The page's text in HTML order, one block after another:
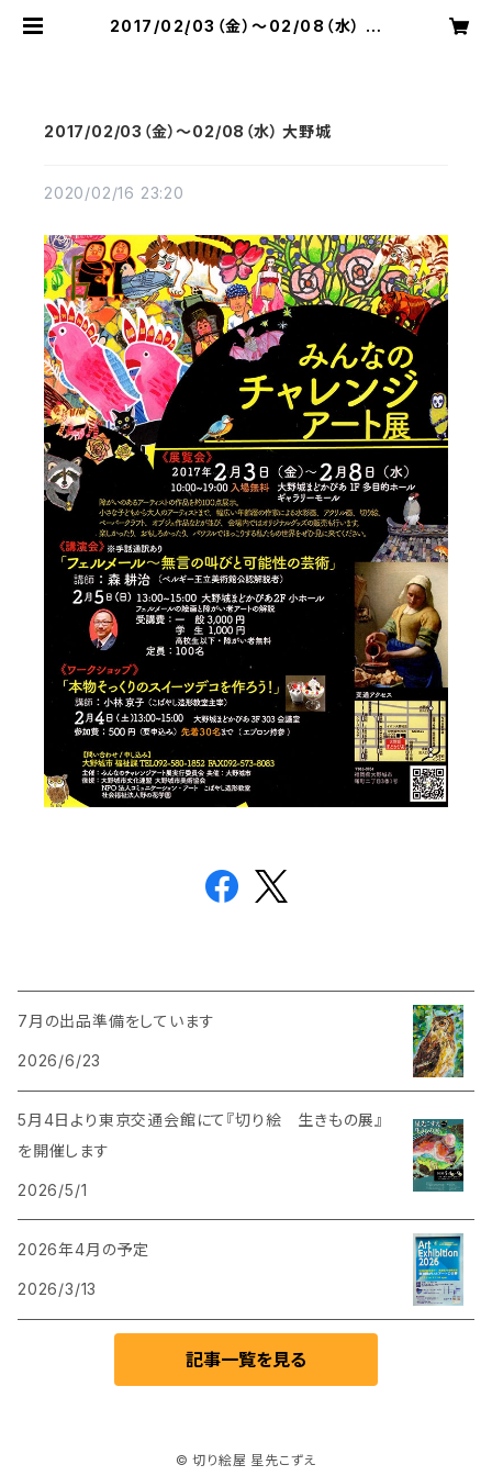
2017/02/03（金）～02/08（水） 大
2017/02/03（金）～02/08（水） 大野城
2020/02/16 23:20
7月の出品準備をしています
2026/6/23
5月4日より東京交通会館にて『切り絵 生きもの展』
を開催します
2026/5/1
2026年4月の予定
2026/3/13
記事一覧を見る
© 切り絵屋 星先こずえ